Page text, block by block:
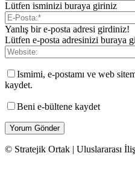
Lütfen isminizi buraya giriniz
Yanlış bir e-posta adresi girdiniz!
Lütfen e-posta adresinizi buraya
Ismimi, e-postamı ve web
kaydet.
Beni e-bültene kaydet
© Stratejik Ortak | Uluslararası